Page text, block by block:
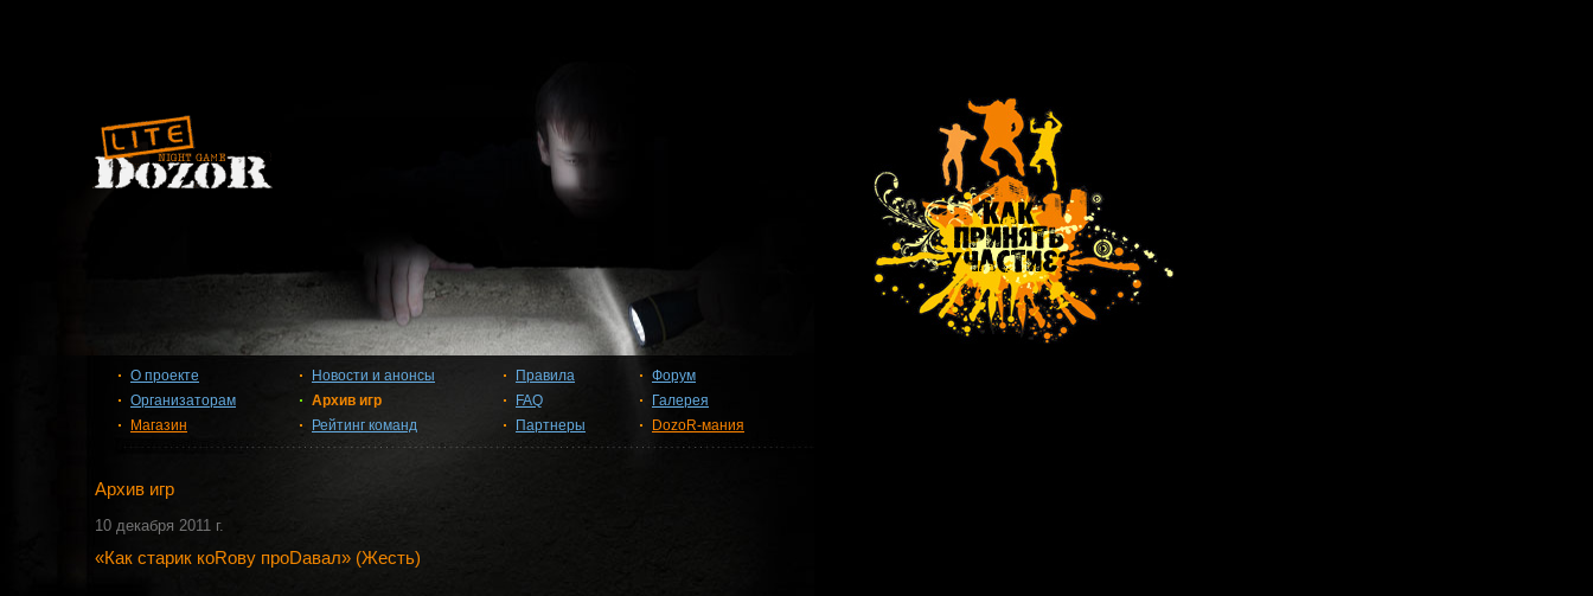
О проекте
Организаторам
Магазин
Новости и анонсы
Архив игр
Рейтинг команд
Правила
FAQ
Партнеры
Форум
Галерея
DozoR-мания
Архив игр
10 декабря 2011 г.
«Как старик коRову проDавал» (Жесть)